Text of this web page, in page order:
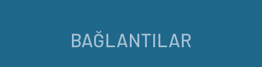
BAĞLANTILAR